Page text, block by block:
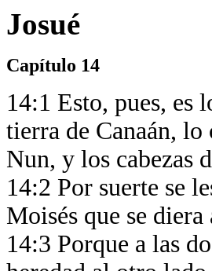
Josué
Capítulo 14
14:1 Esto, pues, es
tierra de Canaán, lo
Nun, y los cabezas
14:2 Por suerte se
Moisés que se
14:3 Porque a las